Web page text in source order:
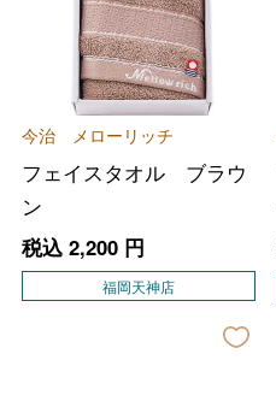
今治 メローリッチ
フェイスタオル ブラウ
ン
税込 2,200円
福岡天神店